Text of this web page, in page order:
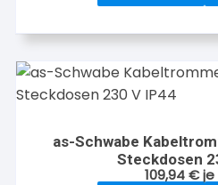
as-Schwabe
Steckdosen
109,94€je